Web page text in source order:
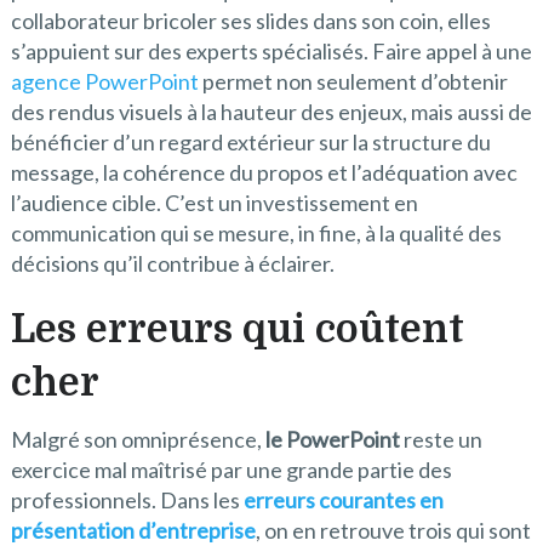
collaborateur bricoler ses slides dans son coin, elles
s’appuient sur des experts spécialisés. Faire appel à une
agence PowerPoint permet non seulement d’obtenir
des rendus visuels à la hauteur des enjeux, mais aussi de
bénéficier d’un regard extérieur sur la structure du
message, la cohérence du propos et l’adéquation avec
l’audience cible. C’est un investissement en
communication qui se mesure, in fine, à la qualité des
décisions qu’il contribue à éclairer.
Les erreurs qui coûtent
cher
Malgré son omniprésence, le PowerPointreste un
exercice mal maîtrisé par une grande partie des
professionnels. Dans les erreurs courantes en
présentation d’entreprise, on en retrouve trois qui sont